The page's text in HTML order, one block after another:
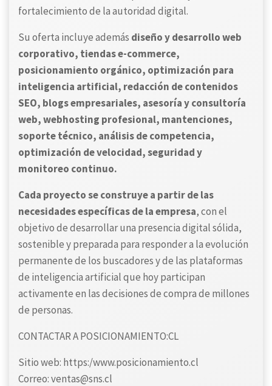
fortalecimiento de la autoridad digital.
Su oferta incluye además diseño y desarrollo web
corporativo, tiendas e-commerce,
posicionamiento orgánico, optimización para
inteligencia artificial, redacción de contenidos
SEO, blogs empresariales, asesoría y consultoría
web, webhosting profesional, mantenciones,
soporte técnico, análisis de competencia,
optimización de velocidad, seguridad y
monitoreo continuo.
Cada proyecto se construye a partir de las
necesidades específicas de la empresa, con el
objetivo de desarrollar una presencia digital sólida,
sostenible y preparada para responder a la evolución
permanente de los buscadores y de las plataformas
de inteligencia artificial que hoy participan
activamente en las decisiones de compra de millones
de personas.
CONTACTAR A POSICIONAMIENTO:CL
Sitio web: https:/www.posicionamiento.cl
Correo: ventas@sns.cl